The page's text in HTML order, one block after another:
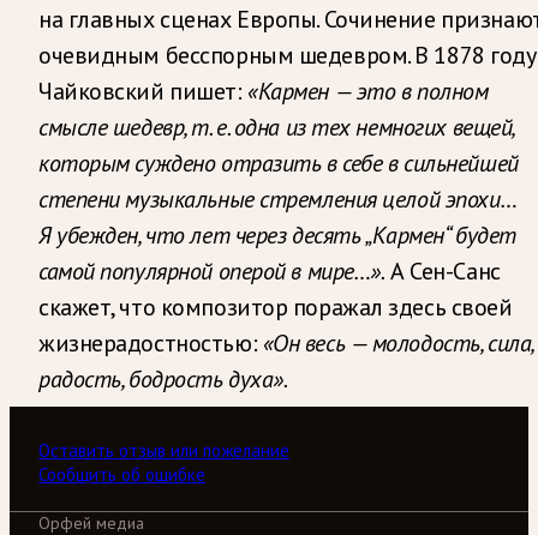
на главных сценах Европы. Сочинение
очевидным бесспорным шедевром. В 1878 году
Чайковский пишет: «Кармен — это в полном
смысле шедевр, т. е. одна из тех немногих вещей,
которым суждено отразить в себе в сильнейшей
степени музыкальные стремления целой эпохи…
Я убежден, что лет через десять „Кармен“ будет
самой популярной оперой в мире…».А Сен-Санс
скажет, что композитор поражал здесь своей
жизнерадостностью: «Он весь — молодость, сила,
радость, бодрость духа».
Оставить отзыв или пожелание
Сообщить об ошибке
Орфей медиа